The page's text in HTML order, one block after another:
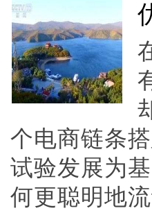
个电商链条
试验发展为
何更聪明地